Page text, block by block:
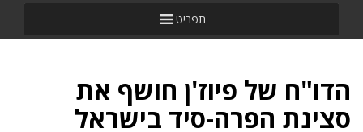
תפריט
הדו"ח של פיוז'ן חושף את
סצינת הפרה-סיד בישראל